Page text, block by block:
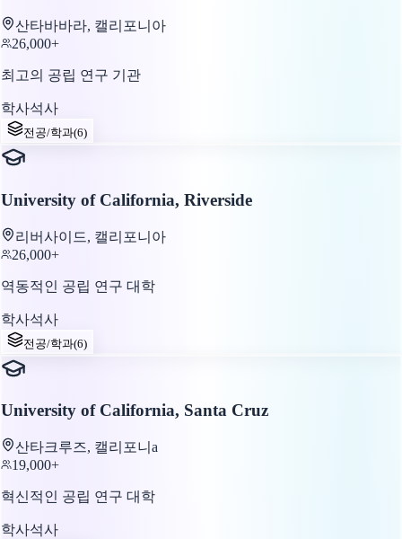
산타바바라, 캘리포니아
26,000+
최고의 공립 연구 기관
학사석사
전공/학과(6)
University of California, Riverside
리버사이드, 캘리포니아
26,000+
역동적인 공립 연구 대학
학사석사
전공/학과(6)
University of California, Santa Cruz
산타크루즈, 캘리포니а
19,000+
혁신적인 공립 연구 대학
학사석사